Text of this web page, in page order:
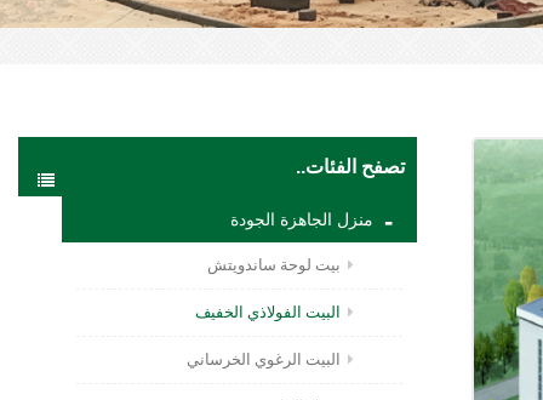
تصفح الفئات..
منزل الجاهزة الجودة
بيت لوحة ساندويتش
البيت الفولاذي الخفيف
البيت الرغوي الخرساني